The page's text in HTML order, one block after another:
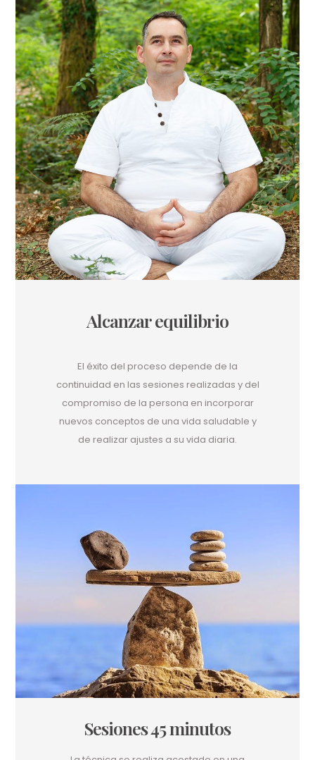
Alcanzar equilibrio
El éxito del proceso depende de la
continuidad en las sesiones realizadas y del
compromiso de la persona en incorporar
nuevos conceptos de una vida saludable y
de realizar ajustes a su vida diaria.
Sesiones 45 minutos